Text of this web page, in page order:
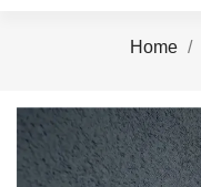
Home